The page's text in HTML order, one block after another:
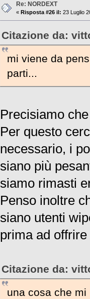
Re: NORDEXT
« Risposta #26 il: 23 Luglio
Citazione da:
mi viene da
parti...
Precisiamo
Per questo
necessario, i
siano più
siamo rimasti
Penso inoltre
siano utenti
prima ad
Citazione da:
una cosa che